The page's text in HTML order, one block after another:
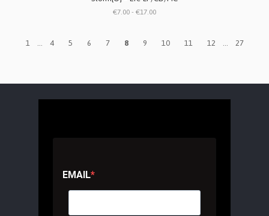
€7.00 - €17.00
1 4 5 6 7 8 9 10 11 12 27
EMAIL